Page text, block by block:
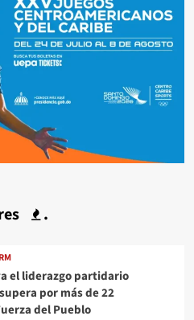
.
el liderazgo partidario
por más de 22
del Pueblo